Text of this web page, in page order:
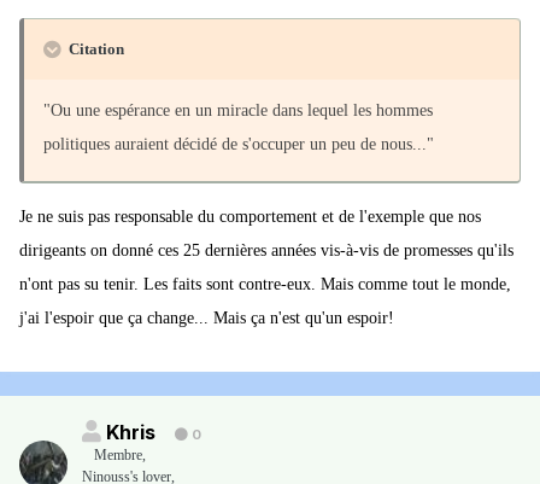
Citation
"Ou une espérance en un miracle dans lequel les hommes
politiques auraient décidé de s'occuper un peu de nous..."
Je ne suis pas responsable du comportement et de l'exemple que nos
dirigeants on donné ces 25 dernières années vis-à-vis de promesses qu'ils
n'ont pas su tenir. Les faits sont contre-eux. Mais comme tout le monde,
j'ai l'espoir que ça change... Mais ça n'est qu'un espoir!
Khris
0
Membre,
Ninouss's lover,